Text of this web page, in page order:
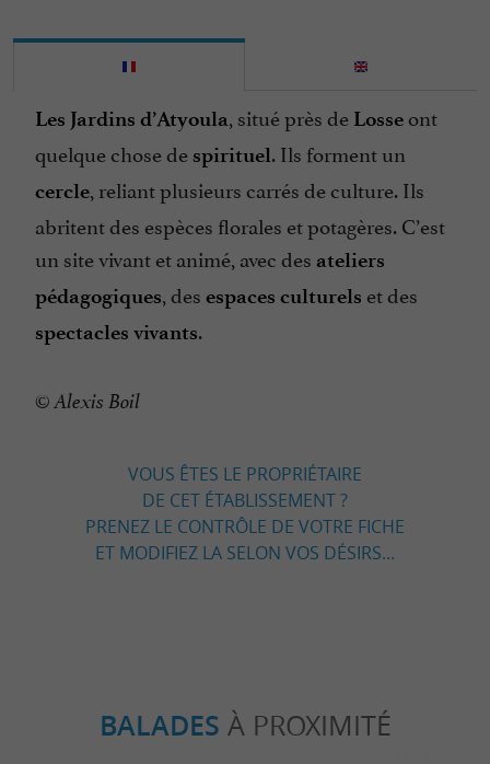
Les Jardins d’Atyoula, situé près de Losse ont
quelque chose de spirituel. Ils forment un
cercle, reliant plusieurs carrés de culture. Ils
abritent des espèces florales et potagères. C’est
un site vivant et animé, avec des ateliers
pédagogiques, des espaces culturels et des
spectacles vivants.
© Alexis Boil
VOUS ÊTES LE PROPRIÉTAIRE
DE CET ÉTABLISSEMENT ?
PRENEZ LE CONTRÔLE DE VOTRE FICHE
ET MODIFIEZ LA SELON VOS DÉSIRS...
BALADES À PROXIMITÉ